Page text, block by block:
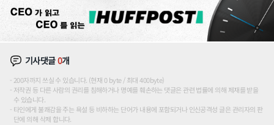
기사댓글0개
200자까지 쓰실 수 있습니다. (현재 0 byte / 최대 400byte)
저작권 등 다른 사람의 권리를 침해하거나 명예를 훼손하는 댓글은 관련 법률에 의해 제재를 받을
수 있습니다.
타인에게 불쾌감을 주는 욕설 등 비하하는 단어가 내용에 포함되거나 인신공격성 글은 관리자의 판
단에 의해 삭제 합니다.